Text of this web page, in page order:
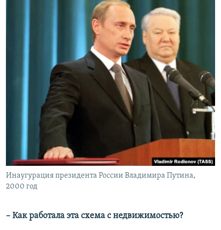
Инаугурация президента России Владимира Путина,
2000 год
– Как работала эта схема с недвижимостью?